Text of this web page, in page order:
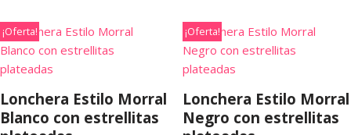
¡Oferta!
Lonchera Estilo Morral
Blanco con estrellitas
¡Oferta!
Lonchera Estilo Morral
Negro con estrellitas